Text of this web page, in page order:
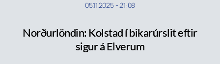
05.11.2025-21:08
Norðurlöndin: Kolstad í bikarúrslit eftir
sigur á Elverum